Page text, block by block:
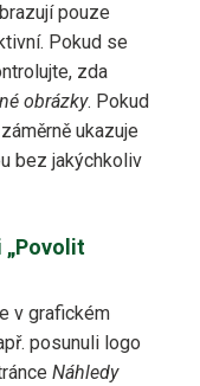
pouze
Pokud se
zda
obrázky. Pokud
ukazuje
bez jakýchkoliv
„Povolit
v grafickém
posunuli logo
Náhledy